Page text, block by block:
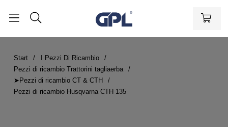
Start
I Pezzi Di Ricambio
Pezzi di ricambio Trattorini tagliaerba
➤Pezzi di ricambio CT & CTH
Pezzi di ricambio Husqvarna CTH 135